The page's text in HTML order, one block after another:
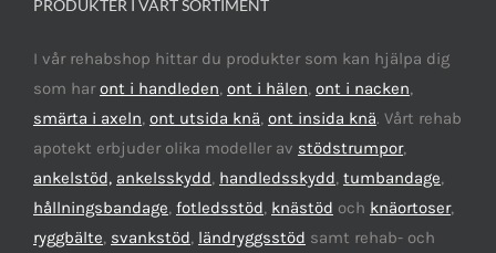
PRODUKTER I VÅRT SORTIMENT
I vår rehabshop hittar du produkter som kan hjälpa dig
som haront i handleden, ont i hälen, ont i nacken,
smärta i axeln, ont utsida knä, ont insida knä. Vårt rehab
apotekt erbjuder olika modeller av stödstrumpor,
ankelstöd, ankelsskydd, handledsskydd, tumbandage,
hållningsbandage, fotledsstöd, knästöd och knäortoser,
ryggbälte, svankstöd, ländryggsstöd samt rehab- och